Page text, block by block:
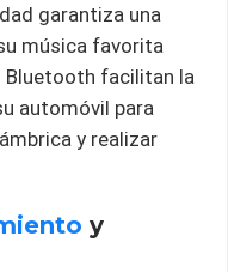
garantiza una
música favorita
Bluetooth facilitan la
automóvil para
y realizar
y